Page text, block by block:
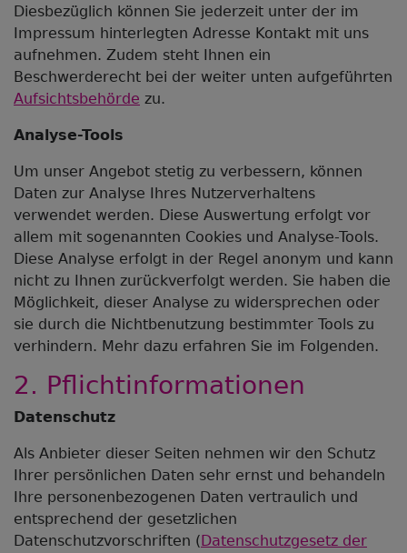
Diesbezüglich können Sie jederzeit unter der im
Impressum hinterlegten Adresse Kontakt mit uns
aufnehmen. Zudem steht Ihnen ein
Beschwerderecht bei der weiter unten aufgeführten
Aufsichtsbehörde zu.
Analyse-Tools
Um unser Angebot stetig zu verbessern, können
Daten zur Analyse Ihres Nutzerverhaltens
verwendet werden. Diese Auswertung erfolgt vor
allem mit sogenannten Cookies und Analyse-Tools.
Diese Analyse erfolgt in der Regel anonym und kann
nicht zu Ihnen zurückverfolgt werden. Sie haben die
Möglichkeit, dieser Analyse zu widersprechen oder
sie durch die Nichtbenutzung bestimmter Tools zu
verhindern. Mehr dazu erfahren Sie im Folgenden.
2. Pflichtinformationen
Datenschutz
Als Anbieter dieser Seiten nehmen wir den Schutz
Ihrer persönlichen Daten sehr ernst und behandeln
Ihre personenbezogenen Daten vertraulich und
entsprechend der gesetzlichen
Datenschutzvorschriften ( Datenschutzgesetz der